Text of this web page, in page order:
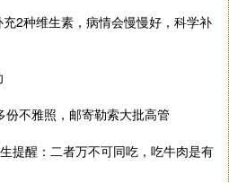
2种维生素，病情会慢慢好，科学补
不雅照，邮寄勒索大批高管
提醒：二者万不可同吃，吃牛肉是有